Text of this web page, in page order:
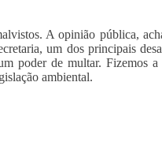
A opinião pública,
um dos principais
poder de multar. Fizemos a
ambiental.